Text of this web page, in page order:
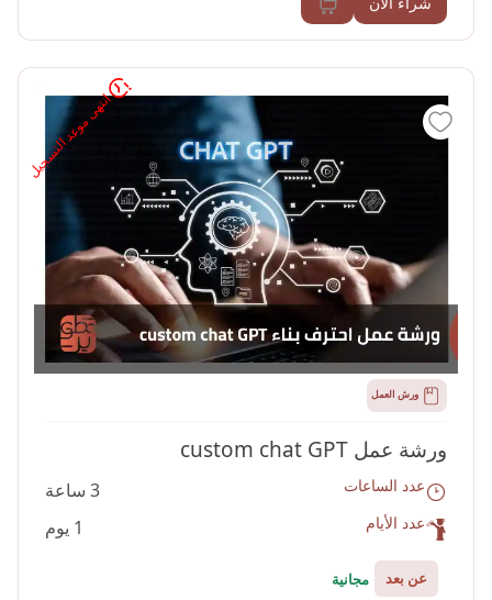
ورش العمل
انتهى موعد التسجيل
ورشة عمل custom chat GPT
عدد الساعات 3 ساعة
عدد الأيام 1 يوم
عن بعد مجانية